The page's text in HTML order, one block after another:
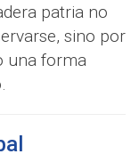
patria no
sino por
una forma